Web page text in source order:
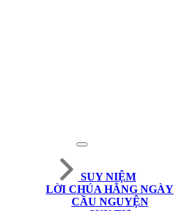
SUY NIỆM
LỜI CHÚA HẰNG NGÀY
CẦU NGUYỆN